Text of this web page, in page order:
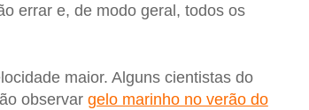
errar e, de modo geral, todos os
maior. Alguns cientistas do
observar gelo marinho no verão do